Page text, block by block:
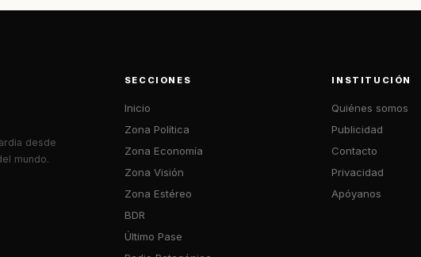
desde
mundo.
SECCIONES
Inicio
Zona Política
Zona Economía
Zona Visión
Zona Estéreo
BDR
Último Pase
INSTITUCIÓN
Quiénes somos
Publicidad
Contacto
Privacidad
Apóyanos